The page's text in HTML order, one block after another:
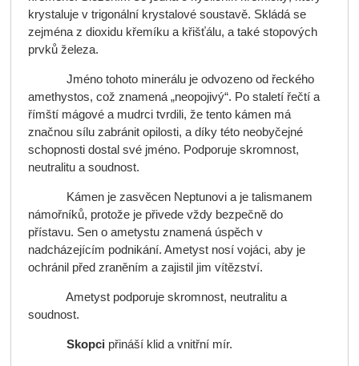
krystaluje v trigonální krystalové soustavě. Skládá se
zejména z dioxidu křemíku a křišťálu, a také stopových
prvků železa.
Jméno tohoto minerálu je odvozeno od řeckého
amethystos, což znamená „neopojivý“. Po staletí řečtí a
římští mágové a mudrci tvrdili, že tento kámen má
značnou sílu zabránit opilosti, a díky této neobyčejné
schopnosti dostal své jméno. Podporuje skromnost,
neutralitu a soudnost.
Kámen je zasvěcen Neptunovi a je talismanem
námořníků, protože je přivede vždy bezpečně do
přístavu. Sen o ametystu znamená úspěch v
nadcházejícím podnikání. Ametyst nosí vojáci, aby je
ochránil před zraněním a zajistil jim vítězství.
Ametyst podporuje skromnost, neutralitu a
soudnost.
Skopci přináší klid a vnitřní mír.